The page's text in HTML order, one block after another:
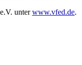
unterwww.vfed.de.